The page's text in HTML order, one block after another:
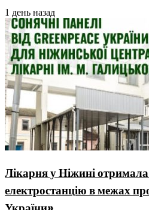
1 день назад
Лікарня у Ніжині
електростанцію в межах